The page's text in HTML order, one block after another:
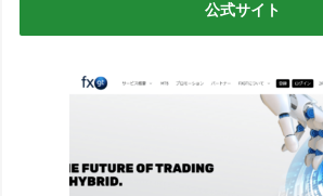
公式サイト